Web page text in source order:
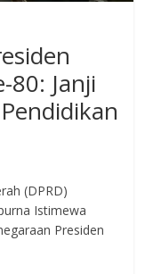
80: Janji
(DPRD)
Istimewa
Presiden